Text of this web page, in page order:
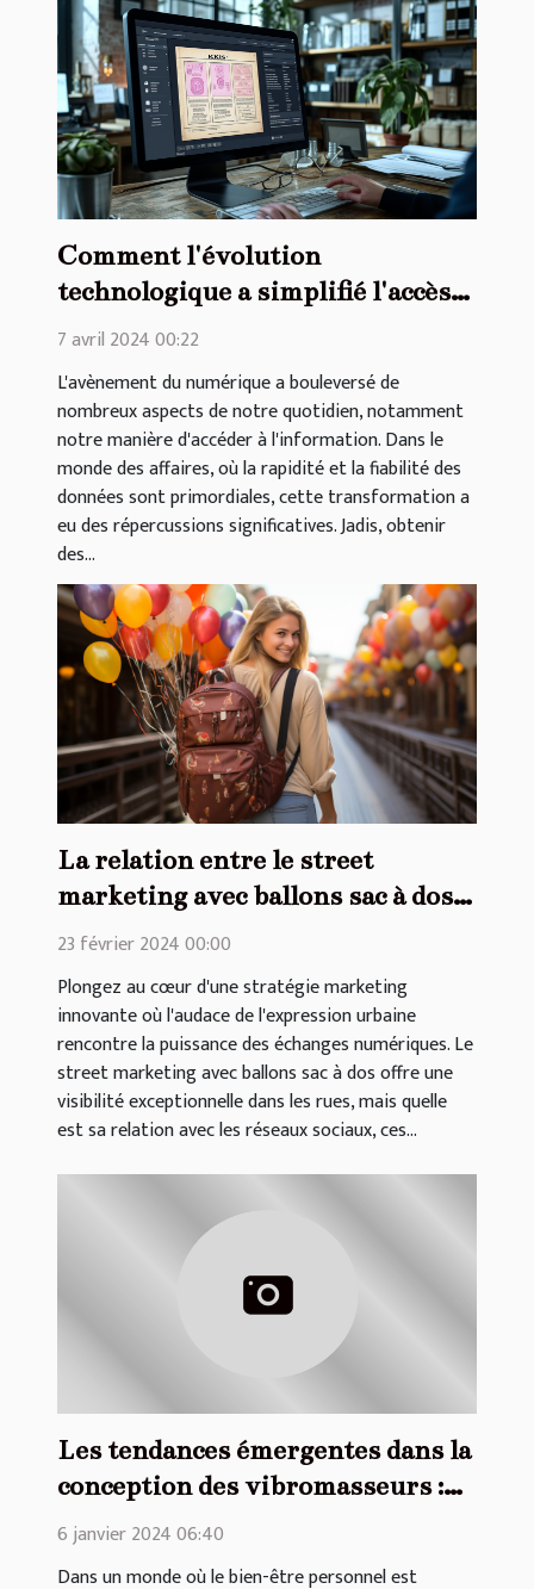
Comment l'évolution
technologique a simplifié l'accès
aux documents commerciaux
7 avril 2024 00:22
L'avènement du numérique a bouleversé de
nombreux aspects de notre quotidien, notamment
notre manière d'accéder à l'information. Dans le
monde des affaires, où la rapidité et la fiabilité des
données sont primordiales, cette transformation a
eu des répercussions significatives. Jadis, obtenir
des...
La relation entre le street
marketing avec ballons sac à dos
et les réseaux sociaux
23 février 2024 00:00
Plongez au cœur d'une stratégie marketing
innovante où l'audace de l'expression urbaine
rencontre la puissance des échanges numériques. Le
street marketing avec ballons sac à dos offre une
visibilité exceptionnelle dans les rues, mais quelle
est sa relation avec les réseaux sociaux, ces...
Les tendances émergentes dans la
conception des vibromasseurs :
ergonomie et technologie
6 janvier 2024 06:40
Dans un monde où le bien-être personnel est